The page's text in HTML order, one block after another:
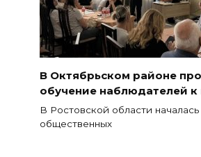
В Октябрьском районе
обучение наблюдателей
В Ростовской области началась
общественных